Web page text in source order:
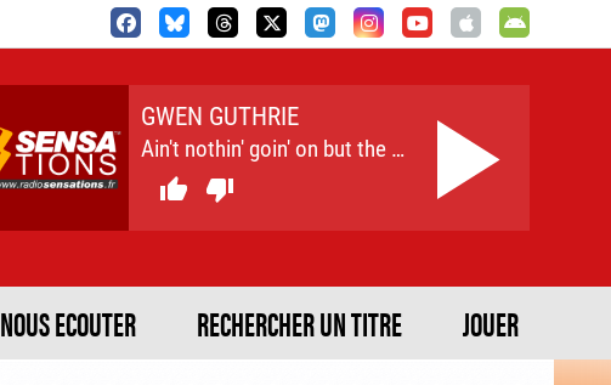
GWEN GUTHRIE
Ain't nothin' goin' on but the rent
 
NOUS ECOUTER RECHERCHER UN TITRE JOUER